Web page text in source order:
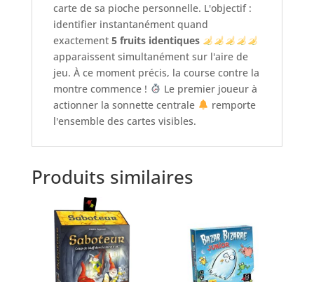
carte de sa pioche personnelle. L'objectif :
identifier instantanément quand
exactement 5 fruits identiques
apparaissent simultanément sur l'aire de
jeu. À ce moment précis, la course contre la
montre commence !
Le premier joueur à
actionner la sonnette centrale
remporte
l'ensemble des cartes visibles.
Produits similaires